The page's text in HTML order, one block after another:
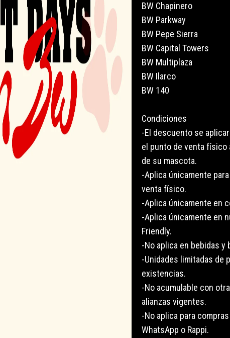
BW Chapinero
BW Parkway
BW Pepe Sierra
BW Capital Towers
BW Multiplaza
BW Ilarco
BW 140
Condiciones
-El descuento se
el punto de venta físico
de su mascota.
-Aplica únicamente
venta físico.
-Aplica únicamente en
-Aplica únicamente en
Friendly.
-No aplica en bebidas y
-Unidades limitadas de
existencias.
-No acumulable con
alianzas vigentes.
-No aplica para
WhatsApp o Rappi.